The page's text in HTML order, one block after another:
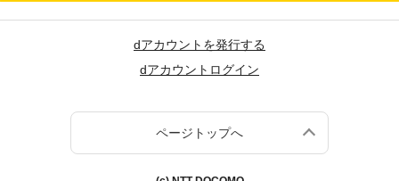
dアカウントを発行する
dアカウントログイン
ページトップへ